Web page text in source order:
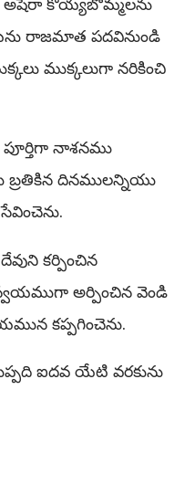
రాజమాత పదవినుండి
ముక్కలుగా నరికించి
పూర్తిగా నాశనము
దినములన్నియు
కర్పించిన
అర్పించిన వెండి
కప్పగించెను.
ఐదవ యేటి వరకును